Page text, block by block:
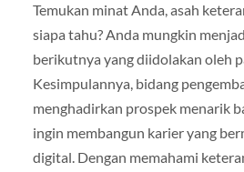
Temukan minat Anda, asah
siapa tahu? Anda mungkin
berikutnya yang diidolakan oleh
Kesimpulannya, bidang
menghadirkan prospek menarik
ingin membangun karier yang
digital. Dengan memahami